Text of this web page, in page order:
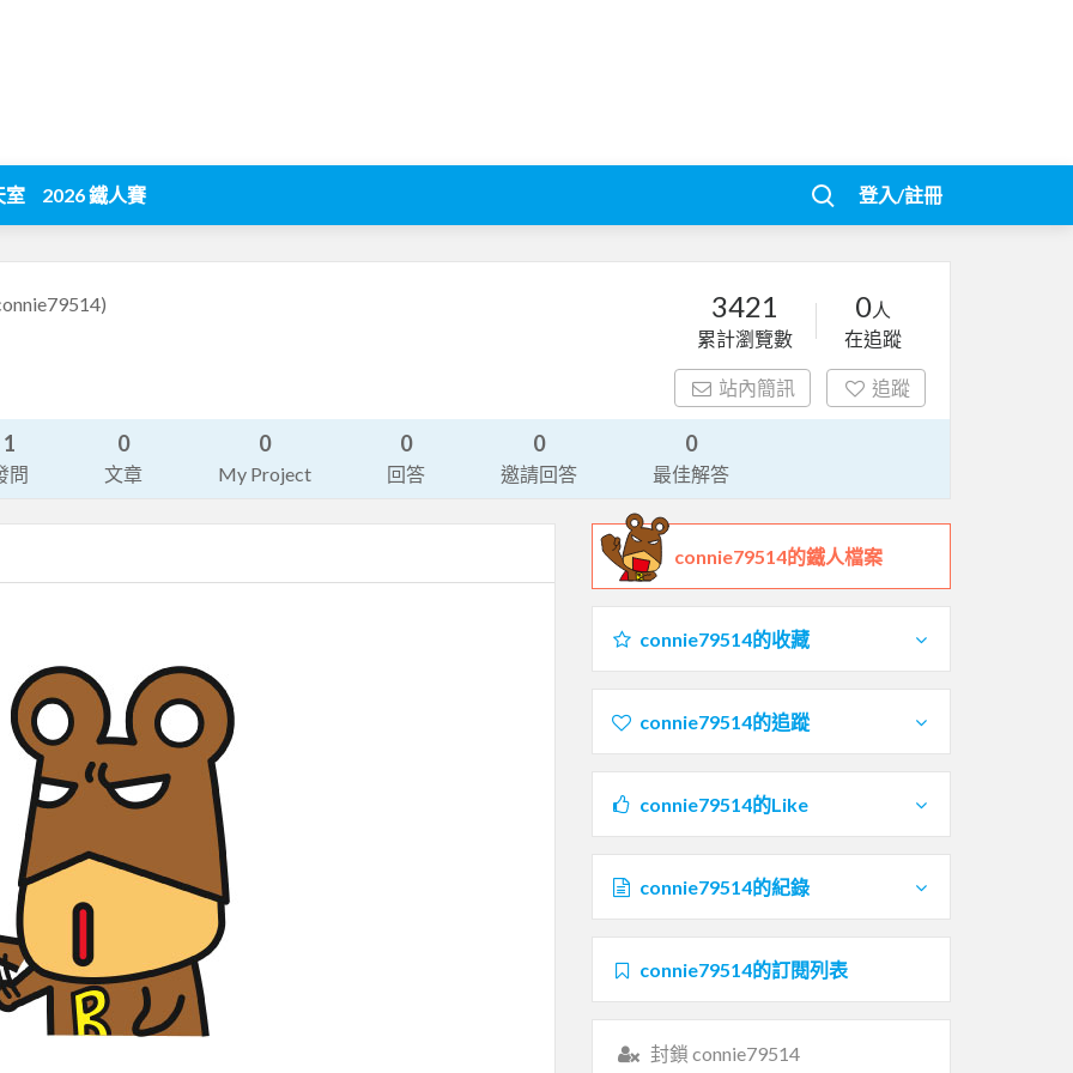
室 2026 鐵人賽 登入/註冊
3421
累計瀏覽數
0人
在追蹤
站內簡訊 追蹤
1
問
0
文章
0
My Project
0
回答
0
邀請回答
0
最佳解答
connie79514的鐵人檔案
connie79514的收藏
connie79514的追蹤
connie79514的Like
connie79514的紀錄
connie79514的訂閱列表
封鎖 connie79514